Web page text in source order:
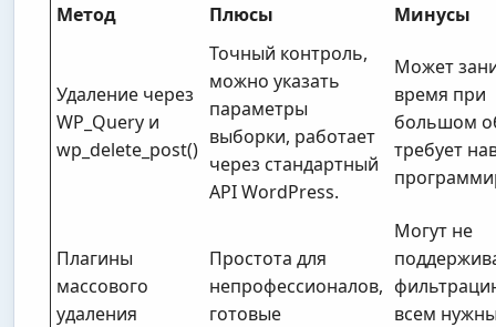
Метод Плюсы Минусы
Удаление через
WP_Query и
wp_delete_post()
Точный контроль,
можно указать
параметры
выборки, работает
через стандартный
API WordPress.
Может
время при
большом
требует
Плагины
массового
удаления
Простота для
непрофессионалов,
готовые
Могут не
всем